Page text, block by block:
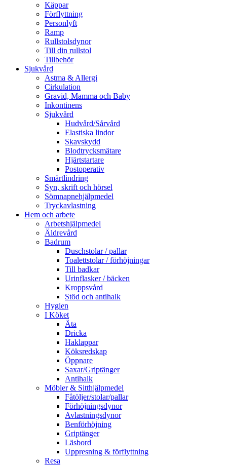
Käppar
Förflyttning
Personlyft
Ramp
Rullstolsdynor
Till din rullstol
Tillbehör
Sjukvård
Astma & Allergi
Cirkulation
Gravid, Mamma och Baby
Inkontinens
Sjukvård
Hudvård/Sårvård
Elastiska lindor
Skavskydd
Blodtrycksmätare
Hjärtstartare
Postoperativ
Smärtlindring
Syn, skrift och hörsel
Sömnapnehjälpmedel
Tryckavlastning
Hem och arbete
Arbetshjälpmedel
Äldrevård
Badrum
Duschstolar / pallar
Toalettstolar / förhöjningar
Till badkar
Urinflasker / bäcken
Kroppsvård
Stöd och antihalk
Hygien
I Köket
Äta
Dricka
Haklappar
Köksredskap
Öppnare
Saxar/Griptänger
Antihalk
Möbler & Sitthjälpmedel
Fåtöljer/stolar/pallar
Förhöjningsdynor
Avlastningsdynor
Benförhöjning
Griptänger
Läsbord
Uppresning & förflyttning
Resa